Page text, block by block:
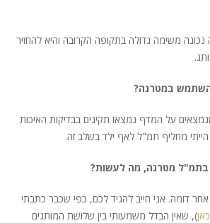
משימה גדולה בתקופה הקרובה והיא להחזיר
במטרנה?
על המדף נמצאו תקינים בבדיקות האיכות
הייתי מחליף תמ"ל לאף ילד בשלב זה.
בתמ"ל מטרנה, מה לעשות?
דומה. אני חייב להגיד לכם, כפי שכבר כתבתי
), שאין הבדל משמעותי בין שלושת המותגים